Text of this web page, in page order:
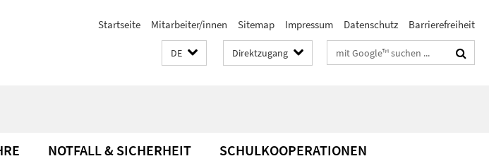
Startseite Mitarbeiter/innen Sitemap Impressum Datenschutz Barrierefreiheit
DE Direktzugang Suchbegriffe
NOTFALL & SICHERHEIT SCHULKOOPERATIONEN